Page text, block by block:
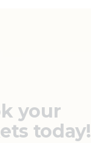
your
today!